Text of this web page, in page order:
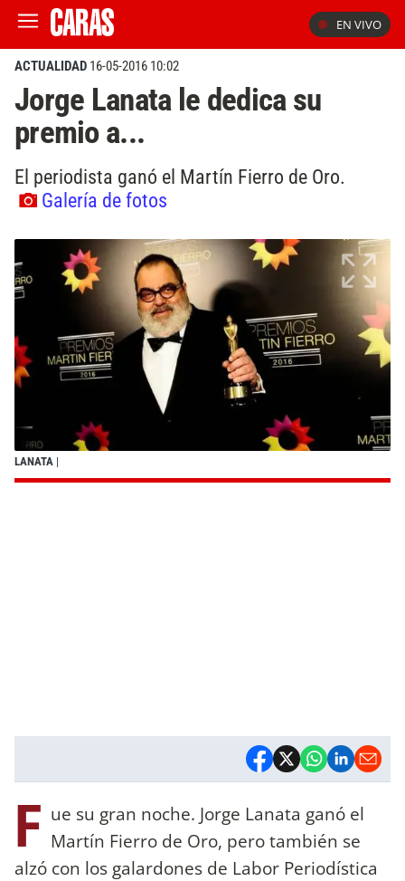
EN VIVO
ACTUALIDAD 16-05-2016 10:02
Jorge Lanata le dedica su
premio a...
El periodista ganó el Martín Fierro de Oro.
Galería de fotos
LANATA |
F ue su gran noche. Jorge Lanata ganó el
Martín Fierro de Oro, pero también se
alzó con los galardones de Labor Periodística